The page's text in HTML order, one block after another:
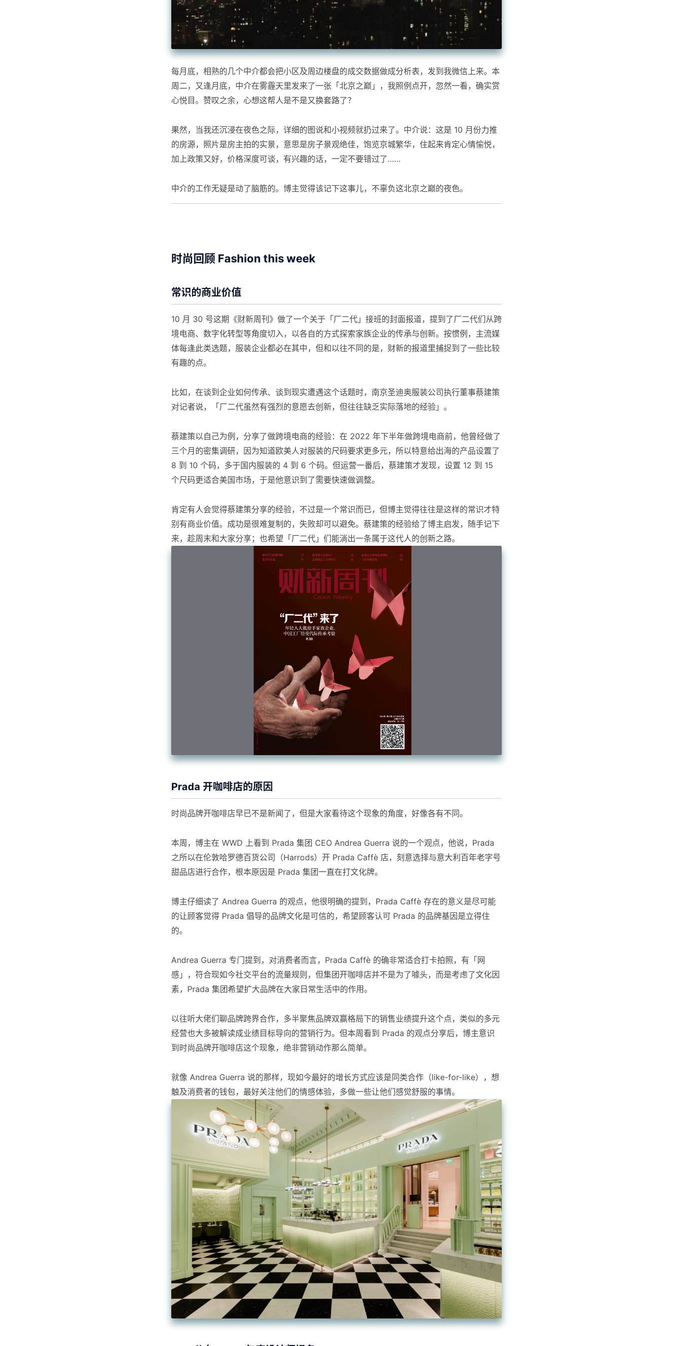
每月底，相熟的几个中介都会把小区及周边楼盘的成交数据做成分析表，发到我微信上来。本
周二，又逢月底，中介在雾霾天里发来了一张「北京之巅」，我照例点开，忽然一看，确实赏
心悦目。赞叹之余，心想这帮人是不是又换套路了？
果然，当我还沉浸在夜色之际，详细的图说和小视频就扔过来了。中介说：这是 10 月份力推
的房源，照片是房主拍的实景，意思是房子景观绝佳，饱览京城繁华，住起来肯定心情愉悦，
加上政策又好，价格深度可谈，有兴趣的话，一定不要错过了……
中介的工作无疑是动了脑筋的。博主觉得该记下这事儿，不辜负这北京之巅的夜色。
时尚回顾 Fashion this week
常识的商业价值
10 月 30 号这期《财新周刊》做了一个关于「厂二代」接班的封面报道，提到了厂二代们从跨
境电商、数字化转型等角度切入，以各自的方式探索家族企业的传承与创新。按惯例，主流媒
体每逢此类选题，服装企业都必在其中，但和以往不同的是，财新的报道里捕捉到了一些比较
有趣的点。
比如，在谈到企业如何传承、谈到现实遭遇这个话题时，南京圣迪奥服装公司执行董事蔡建策
对记者说，「厂二代虽然有强烈的意愿去创新，但往往缺乏实际落地的经验」。
蔡建策以自己为例，分享了做跨境电商的经验：在 2022 年下半年做跨境电商前，他曾经做了
三个月的密集调研，因为知道欧美人对服装的尺码要求更多元，所以特意给出海的产品设置了
8 到 10 个码，多于国内服装的 4 到 6 个码。但运营一番后，蔡建策才发现，设置 12 到 15
个尺码更适合美国市场，于是他意识到了需要快速做调整。
肯定有人会觉得蔡建策分享的经验，不过是一个常识而已，但博主觉得往往是这样的常识才特
别有商业价值。成功是很难复制的，失败却可以避免。蔡建策的经验给了博主启发，随手记下
来，趁周末和大家分享；也希望「厂二代」们能淌出一条属于这代人的创新之路。
Prada 开咖啡店的原因
时尚品牌开咖啡店早已不是新闻了，但是大家看待这个现象的角度，好像各有不同。
本周，博主在 WWD 上看到 Prada 集团 CEO Andrea Guerra 说的一个观点，他说，Prada
之所以在伦敦哈罗德百货公司（Harrods）开 Prada Caffè 店，刻意选择与意大利百年老字号
甜品店进行合作，根本原因是 Prada 集团一直在打文化牌。
博主仔细读了 Andrea Guerra 的观点，他很明确的提到，Prada Caffè 存在的意义是尽可能
的让顾客觉得 Prada 倡导的品牌文化是可信的，希望顾客认可 Prada 的品牌基因是立得住
的。
Andrea Guerra 专门提到，对消费者而言，Prada Caffè 的确非常适合打卡拍照，有「网
感」，符合现如今社交平台的流量规则，但集团开咖啡店并不是为了噱头，而是考虑了文化因
素，Prada 集团希望扩大品牌在大家日常生活中的作用。
以往听大佬们聊品牌跨界合作，多半聚焦品牌双赢格局下的销售业绩提升这个点，类似的多元
经营也大多被解读成业绩目标导向的营销行为。但本周看到 Prada 的观点分享后，博主意识
到时尚品牌开咖啡店这个现象，绝非营销动作那么简单。
就像 Andrea Guerra 说的那样，现如今最好的增长方式应该是同类合作（like-for-like），想
触及消费者的钱包，最好关注他们的情感体验，多做一些让他们感觉舒服的事情。